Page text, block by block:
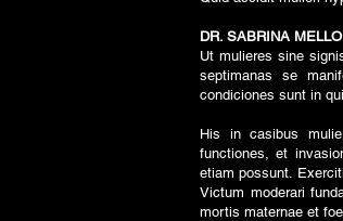
DR. SABRINA MELLO
Ut mulieres sine
septimanas se
condiciones sunt in
His in casibus
functiones, et
etiam possunt.
Victum moderari
mortis maternae et